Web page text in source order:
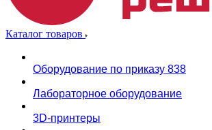
Каталог товаров
Оборудование по приказу 838
Лабораторное оборудование
3D-принтеры